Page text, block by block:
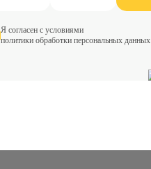
Я согласен с условиями
политики обработки персональных данных